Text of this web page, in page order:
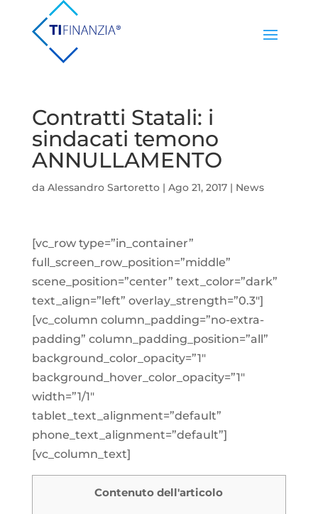
Contratti Statali: i
sindacati temono
ANNULLAMENTO
da Alessandro Sartoretto| Ago 21, 2017| News
[vc_row type=”in_container”
full_screen_row_position=”middle”
scene_position=”center” text_color=”dark”
text_align=”left” overlay_strength=”0.3″]
[vc_column column_padding=”no-extra-
padding” column_padding_position=”all”
background_color_opacity=”1″
background_hover_color_opacity=”1″
width=”1/1″
tablet_text_alignment=”default”
phone_text_alignment=”default”]
[vc_column_text]
Contenuto dell'articolo